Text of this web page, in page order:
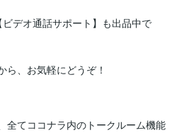
デオ通話サポート】も出品中で
ら、お気軽にどうぞ！
全てココナラ内のトークルーム機能